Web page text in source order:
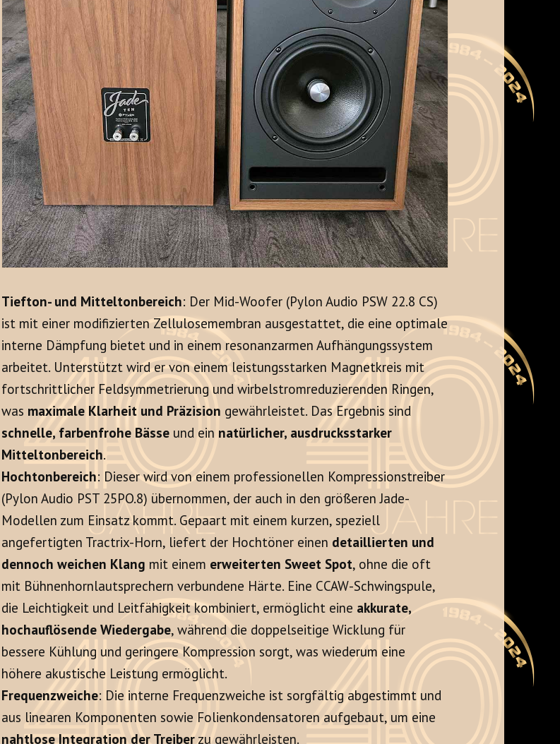
Tiefton- und Mitteltonbereich: Der Mid-Woofer (Pylon Audio PSW 22.8 CS)
ist mit einer modifizierten Zellulosemembran ausgestattet, die eine optimale
interne Dämpfung bietet und in einem resonanzarmen Aufhängungssystem
arbeitet. Unterstützt wird er von einem leistungsstarken Magnetkreis mit
fortschrittlicher Feldsymmetrierung und wirbelstromreduzierenden Ringen,
was maximale Klarheit und Präzision gewährleistet. Das Ergebnis sind
schnelle, farbenfrohe Bässe und ein natürlicher, ausdrucksstarker
Mitteltonbereich.
Hochtonbereich: Dieser wird von einem professionellen Kompressionstreiber
(Pylon Audio PST 25PO.8) übernommen, der auch in den größeren Jade-
Modellen zum Einsatz kommt. Gepaart mit einem kurzen, speziell
angefertigten Tractrix-Horn, liefert der Hochtöner einen detaillierten und
dennoch weichen Klang mit einem erweiterten Sweet Spot, ohne die oft
mit Bühnenhornlautsprechern verbundene Härte. Eine CCAW-Schwingspule,
die Leichtigkeit und Leitfähigkeit kombiniert, ermöglicht eine akkurate,
hochauflösende Wiedergabe, während die doppelseitige Wicklung für
bessere Kühlung und geringere Kompression sorgt, was wiederum eine
höhere akustische Leistung ermöglicht.
Frequenzweiche: Die interne Frequenzweiche ist sorgfältig abgestimmt und
aus linearen Komponenten sowie Folienkondensatoren aufgebaut, um eine
nahtlose Integration der Treiberzu gewährleisten.